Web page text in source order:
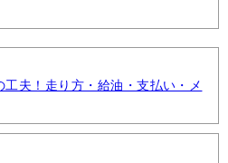
夫！走り方・給油・支払い・メ